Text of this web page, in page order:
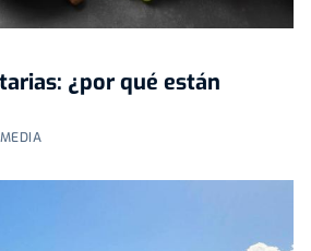
¿por qué están